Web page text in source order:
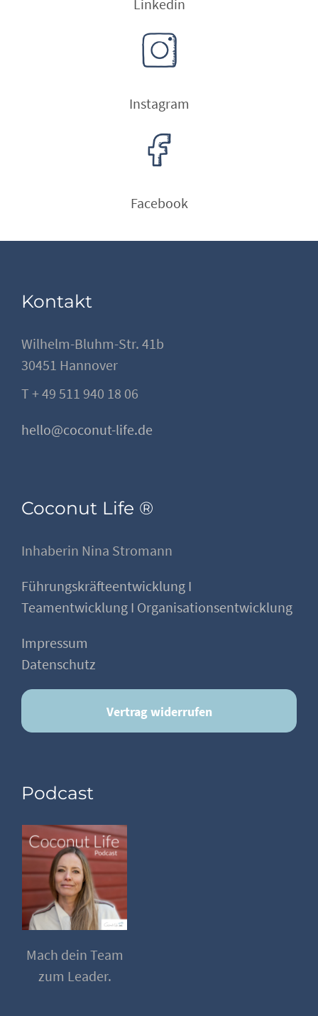
Linkedin
Instagram
Facebook
Kontakt
Wilhelm-Bluhm-Str. 41b
30451 Hannover
T + 49 511 940 18 06
hello@coconut-life.de
Coconut Life ®
Inhaberin Nina Stromann
Führungskräfteentwicklung I
Teamentwicklung I Organisationsentwicklung
Impressum
Datenschutz
Vertrag widerrufen
Podcast
Mach dein Team
zum Leader.